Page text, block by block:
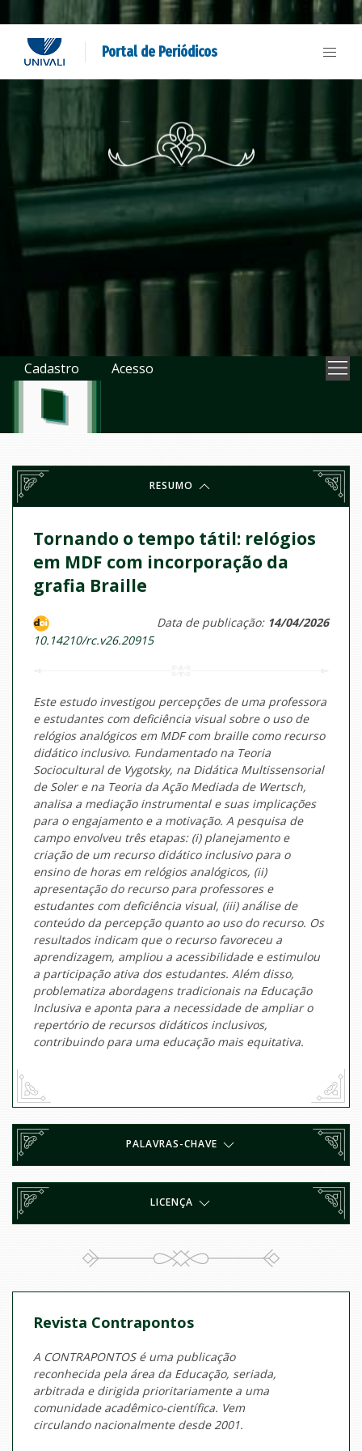
Portal de Periódicos
Cadastro Acesso
RESUMO
Tornando o tempo tátil: relógios
em MDF com incorporação da
grafia Braille
10.14210/rc.v26.20915
Data de publicação: 14/04/2026
Este estudo investigou percepções de uma professora
e estudantes com deficiência visual sobre o uso de
relógios analógicos em MDF com braille como recurso
didático inclusivo. Fundamentado na Teoria
Sociocultural de Vygotsky, na Didática Multissensorial
de Soler e na Teoria da Ação Mediada de Wertsch,
analisa a mediação instrumental e suas implicações
para o engajamento e a motivação. A pesquisa de
campo envolveu três etapas: (i) planejamento e
criação de um recurso didático inclusivo para o
ensino de horas em relógios analógicos, (ii)
apresentação do recurso para professores e
estudantes com deficiência visual, (iii) análise de
conteúdo da percepção quanto ao uso do recurso. Os
resultados indicam que o recurso favoreceu a
aprendizagem, ampliou a acessibilidade e estimulou
a participação ativa dos estudantes. Além disso,
problematiza abordagens tradicionais na Educação
Inclusiva e aponta para a necessidade de ampliar o
repertório de recursos didáticos inclusivos,
contribuindo para uma educação mais equitativa.
PALAVRAS-CHAVE
LICENÇA
Revista Contrapontos
A CONTRAPONTOS é uma publicação
reconhecida pela área da Educação, seriada,
arbitrada e dirigida prioritariamente a uma
comunidade acadêmico-científica. Vem
circulando nacionalmente desde 2001.